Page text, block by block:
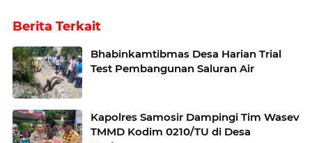
Berita Terkait
Bhabinkamtibmas Desa Harian Trial
Test Pembangunan Saluran Air
Kapolres Samosir Dampingi Tim Wasev
TMMD Kodim 0210/TU di Desa